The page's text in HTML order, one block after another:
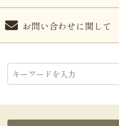
お問い合わせに関して